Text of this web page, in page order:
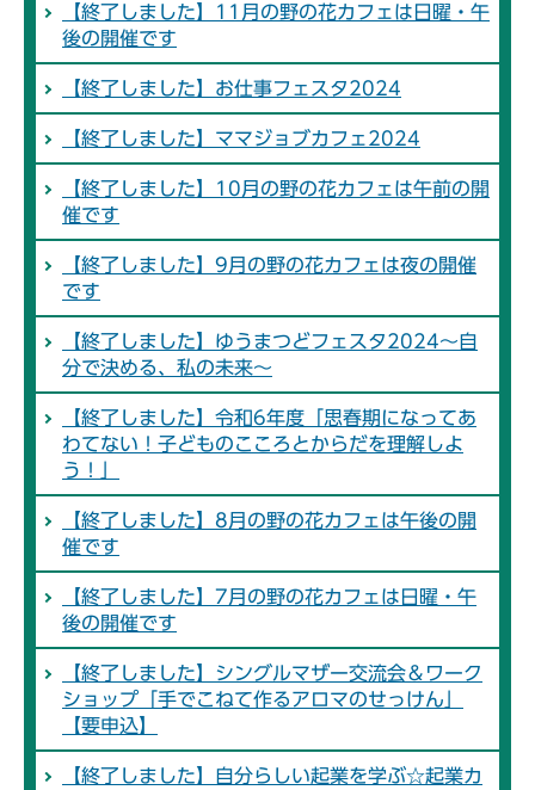
【終了しました】11月の野の花カフェは日曜・午
後の開催です
【終了しました】お仕事フェスタ2024
【終了しました】ママジョブカフェ2024
【終了しました】10月の野の花カフェは午前の開
催です
【終了しました】9月の野の花カフェは夜の開催
です
【終了しました】ゆうまつどフェスタ2024～自
分で決める、私の未来～
【終了しました】令和6年度「思春期になってあ
わてない！子どものこころとからだを理解しよ
う！」
【終了しました】8月の野の花カフェは午後の開
催です
【終了しました】7月の野の花カフェは日曜・午
後の開催です
【終了しました】シングルマザー交流会＆ワーク
ショップ「手でこねて作るアロマのせっけん」
【要申込】
【終了しました】自分らしい起業を学ぶ☆起業カ